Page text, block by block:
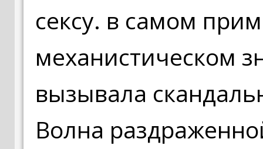
сексу. в самом
механистическом
вызывала
Волна